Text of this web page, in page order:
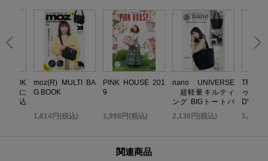
BOOK
限に
れ込
moz(R) MULTI BA
G BOOK
1,814円(税込)
PINK HOUSE 201
9
1,998円(税込)
nano UNIVERSE
超軽量キルティ
ング BIGトートバ
ッグBOOK
2,138円(税込)
TRF イ
ゥ・ダ
DVD
TOP
1,058
関連商品